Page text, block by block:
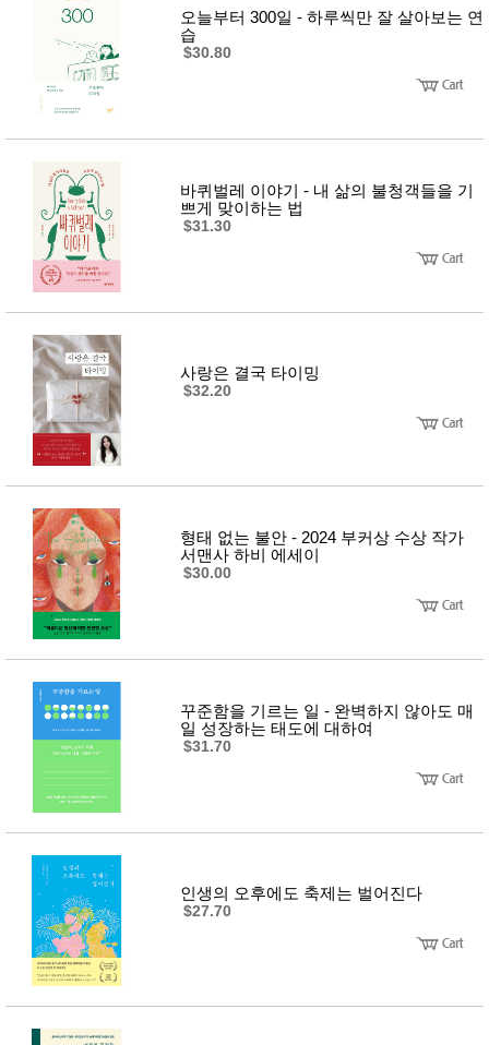
오늘부터 300일 - 하루씩만 잘 살아보는 연
습
$30.80
바퀴벌레 이야기 - 내 삶의 불청객들을 기
쁘게 맞이하는 법
$31.30
사랑은 결국 타이밍
$32.20
형태 없는 불안 - 2024 부커상 수상 작가
서맨사 하비 에세이
$30.00
꾸준함을 기르는 일 - 완벽하지 않아도 매
일 성장하는 태도에 대하여
$31.70
인생의 오후에도 축제는 벌어진다
$27.70